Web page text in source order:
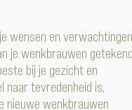
wensen en
je wenkbrauwen
bij je gezicht en
naar tevredenheid is,
nieuwe wenkbrauwen